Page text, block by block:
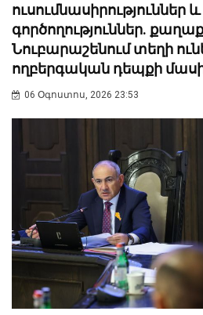
ուսումնասիրություններ
գործողություններ.
Նուբարաշենում տեղի
ողբերգական դեպքի
06 Օգոստոս, 2026 23:53